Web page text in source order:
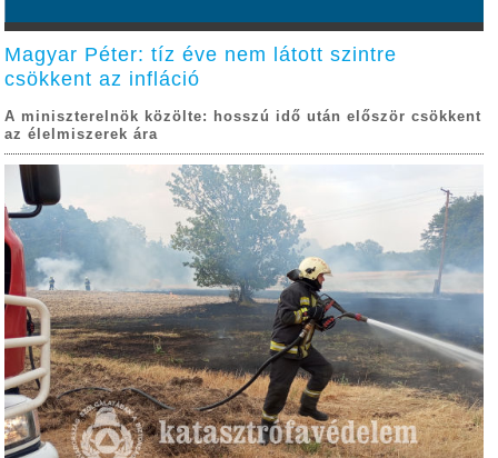
Magyar Péter: tíz éve nem látott szintre
csökkent az infláció
A miniszterelnök közölte: hosszú idő után először csökkent
az élelmiszerek ára